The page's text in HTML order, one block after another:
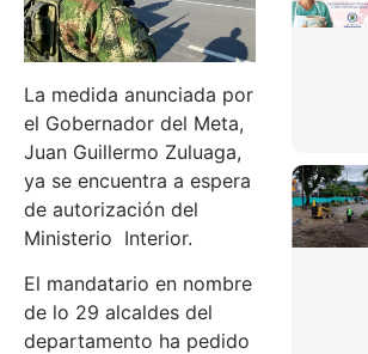
La medida anunciada por
el Gobernador del Meta,
Juan Guillermo Zuluaga,
ya se encuentra a espera
de autorización del
Ministerio Interior.
El mandatario en nombre
de lo 29 alcaldes del
departamento ha pedido